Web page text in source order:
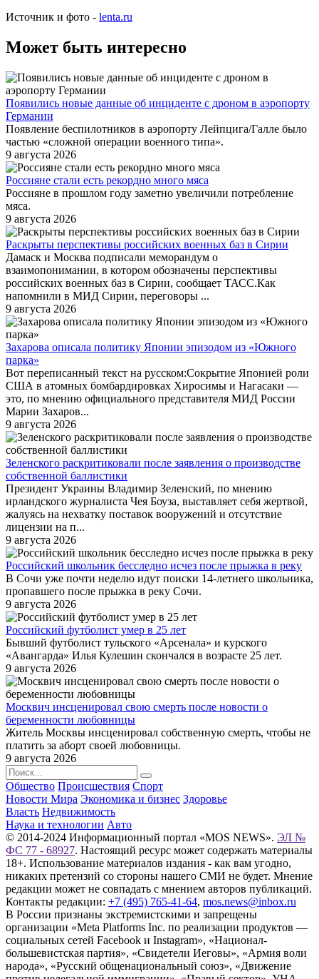
Источник и фото - lenta.ru
Может быть интересно
Появились новые данные об инциденте с дроном в аэропорту
Германии
Появление беспилотников в аэропорту Лейпцига/Галле было
частью «сложной операции военного типа».
9 августа 2026
Россияне стали есть рекордно много мяса
Россияне в прошлом году заметно увеличили потребление
мяса.
9 августа 2026
Раскрыты перспективы российских военных баз в Сирии
Дамаск и Москва подписали меморандум о
взаимопонимании, в котором обозначены перспективы
российских военных баз в Сирии, сообщает ТАСС.Как
напомнили в МИД Сирии, переговоры ...
9 августа 2026
Захарова описала политику Японии эпизодом из «Южного
парка»
Вот переписанный текст на русском:Сокрытие Японией роли
США в атомных бомбардировках Хиросимы и Нагасаки —
это, по мнению официального представителя МИД России
Марии Захаров...
9 августа 2026
Зеленского раскритиковали после заявления о производстве
собственной баллистики
Президент Украины Владимир Зеленский, по мнению
ирландского журналиста Чея Боуза, выставляет себя жертвой,
жалуясь на нехватку поставок вооружений и отсутствие
лицензии на п...
9 августа 2026
Российский школьник бесследно исчез после прыжка в реку
В Сочи уже почти неделю идут поиски 14-летнего школьника,
пропавшего после прыжка в реку Сочи.
9 августа 2026
Российский футболист умер в 25 лет
Бывший футболист тульского «Арсенала» и курского
«Авангарда» Илья Кулешин скончался в возрасте 25 лет.
9 августа 2026
Москвич инсценировал свою смерть после новости о
беременности любовницы
Житель Москвы инсценировал собственную смерть, чтобы не
платить за аборт своей любовницы.
9 августа 2026
Общество Происшествия Спорт
Новости Мира Экономика и бизнес Здоровье
Власть Недвижимость
Наука и технологии Авто
© 2014-2024 Информационный портал «MOS NEWS». ЭЛ №
ФС 77 - 68927. Настоящий ресурс может содержать материалы
18+. Использование материалов издания - как вам угодно,
никаких претензий со стороны нашего СМИ не будет. Мнение
редакции может не совпадать с мнением авторов публикаций.
Контакты редакции: +7 (495) 765-41-64, mos.news@inbox.ru
В России признаны экстремистскими и запрещены
организации «Meta Platforms Inc. по реализации продуктов —
социальных сетей Facebook и Instagram», «Национал-
большевистская партия», «Свидетели Иеговы», «Армия воли
народа», «Русский общенациональный союз», «Движение